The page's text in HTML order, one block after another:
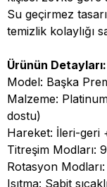
Su geçirmez
temizlik kolaylığı
Ürünün Detayları:
Model: Başka
Malzeme:
dostu)
Hareket: İleri-geri
Titreşim Modları:
Rotasyon
Isıtma: Sabit